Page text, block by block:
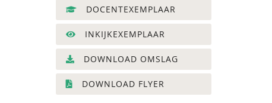
DOCENTEXEMPLAAR
INKIJKEXEMPLAAR
DOWNLOAD OMSLAG
DOWNLOAD FLYER